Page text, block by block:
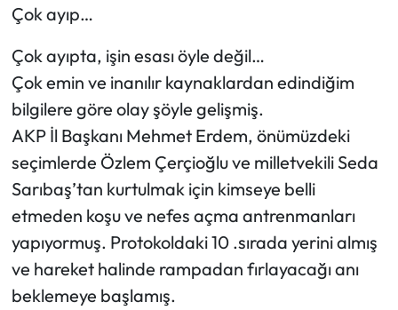
Çok ayıp…
Çok ayıpta, işin esası öyle değil…
Çok emin ve inanılır kaynaklardan edindiğim
bilgilere göre olay şöyle gelişmiş.
AKP İl Başkanı Mehmet Erdem, önümüzdeki
seçimlerde Özlem Çerçioğlu ve milletvekili Seda
Sarıbaş’tan kurtulmak için kimseye belli
etmeden koşu ve nefes açma antrenmanları
yapıyormuş. Protokoldaki 10 .sırada yerini almış
ve hareket halinde rampadan fırlayacağı anı
beklemeye başlamış.